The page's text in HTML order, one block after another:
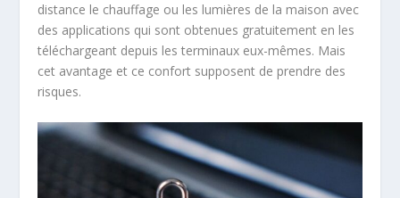
distance le chauffage ou les lumières de la maison avec
des applications qui sont obtenues gratuitement en les
téléchargeant depuis les terminaux eux-mêmes. Mais
cet avantage et ce confort supposent de prendre des
risques.